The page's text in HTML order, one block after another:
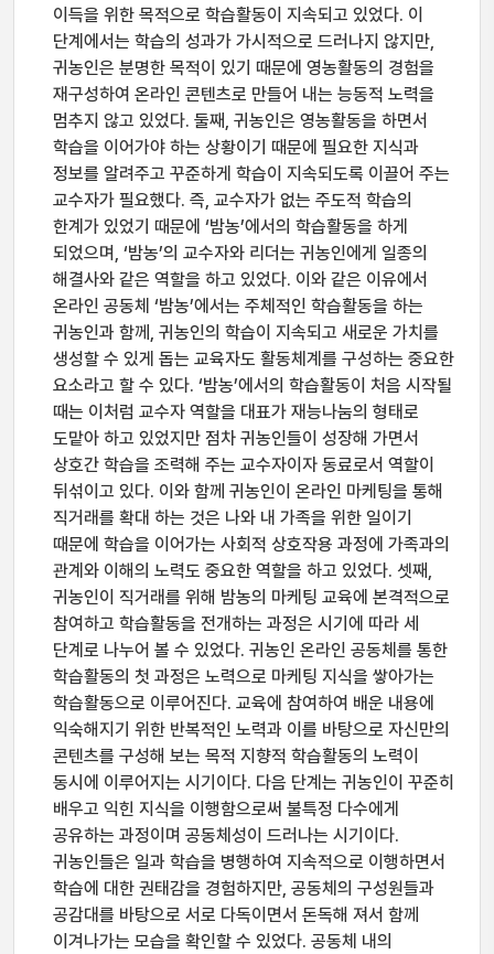
이득을 위한 목적으로 학습활동이 지속되고 있었다. 이
단계에서는 학습의 성과가 가시적으로 드러나지 않지만,
귀농인은 분명한 목적이 있기 때문에 영농활동의 경험을
재구성하여 온라인 콘텐츠로 만들어 내는 능동적 노력을
멈추지 않고 있었다. 둘째, 귀농인은 영농활동을 하면서
학습을 이어가야 하는 상황이기 때문에 필요한 지식과
정보를 알려주고 꾸준하게 학습이 지속되도록 이끌어 주는
교수자가 필요했다. 즉, 교수자가 없는 주도적 학습의
한계가 있었기 때문에 ‘밤농’에서의 학습활동을 하게
되었으며, ‘밤농’의 교수자와 리더는 귀농인에게 일종의
해결사와 같은 역할을 하고 있었다. 이와 같은 이유에서
온라인 공동체 ‘밤농’에서는 주체적인 학습활동을 하는
귀농인과 함께, 귀농인의 학습이 지속되고 새로운 가치를
생성할 수 있게 돕는 교육자도 활동체계를 구성하는 중요한
요소라고 할 수 있다. ‘밤농’에서의 학습활동이 처음 시작될
때는 이처럼 교수자 역할을 대표가 재능나눔의 형태로
도맡아 하고 있었지만 점차 귀농인들이 성장해 가면서
상호간 학습을 조력해 주는 교수자이자 동료로서 역할이
뒤섞이고 있다. 이와 함께 귀농인이 온라인 마케팅을 통해
직거래를 확대 하는 것은 나와 내 가족을 위한 일이기
때문에 학습을 이어가는 사회적 상호작용 과정에 가족과의
관계와 이해의 노력도 중요한 역할을 하고 있었다. 셋째,
귀농인이 직거래를 위해 밤농의 마케팅 교육에 본격적으로
참여하고 학습활동을 전개하는 과정은 시기에 따라 세
단계로 나누어 볼 수 있었다. 귀농인 온라인 공동체를 통한
학습활동의 첫 과정은 노력으로 마케팅 지식을 쌓아가는
학습활동으로 이루어진다. 교육에 참여하여 배운 내용에
익숙해지기 위한 반복적인 노력과 이를 바탕으로 자신만의
콘텐츠를 구성해 보는 목적 지향적 학습활동의 노력이
동시에 이루어지는 시기이다. 다음 단계는 귀농인이 꾸준히
배우고 익힌 지식을 이행함으로써 불특정 다수에게
공유하는 과정이며 공동체성이 드러나는 시기이다.
귀농인들은 일과 학습을 병행하여 지속적으로 이행하면서
학습에 대한 권태감을 경험하지만, 공동체의 구성원들과
공감대를 바탕으로 서로 다독이면서 돈독해 져서 함께
이겨나가는 모습을 확인할 수 있었다. 공동체 내의